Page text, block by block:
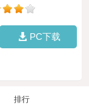
PC下载
排行